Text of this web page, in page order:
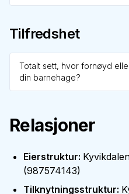
Tilfredshet
Totalt sett, hvor fornøyd
din barnehage?
Relasjoner
Eierstruktur:
(987574143)
Tilknytningsstruktur: